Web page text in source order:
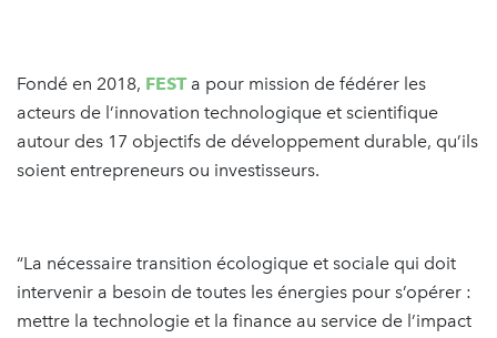
Fondé en 2018, FESTa pour mission de fédérer les
acteurs de l’innovation technologique et scientifique
autour des 17 objectifs de développement durable, qu’ils
soient entrepreneurs ou investisseurs.
“La nécessaire transition écologique et sociale qui doit
intervenir a besoin de toutes les énergies pour s’opérer :
mettre la technologie et la finance au service de l’impact